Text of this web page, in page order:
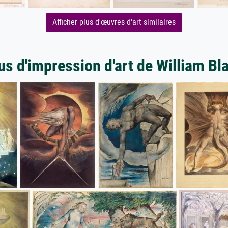
Afficher plus d'œuvres d'art similaires
d'impression d'art de William